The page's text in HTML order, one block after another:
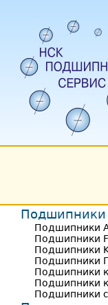
Подшипники
Подшипники
Подшипники
Подшипники
Подшипники
Подшипники
Подшипники
Подшипники